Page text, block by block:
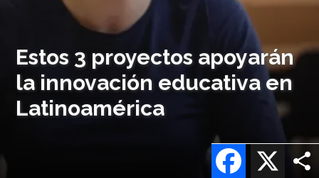
Estos 3 proyectos apoyarán
la innovación educativa en
Latinoamérica
X
Facebook